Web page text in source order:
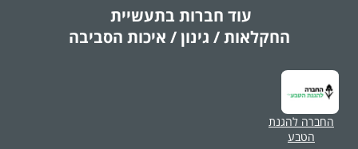
עוד חברות בתעשיית
החקלאות / גינון / איכות הסביבה
החברה להגנת
הטבע